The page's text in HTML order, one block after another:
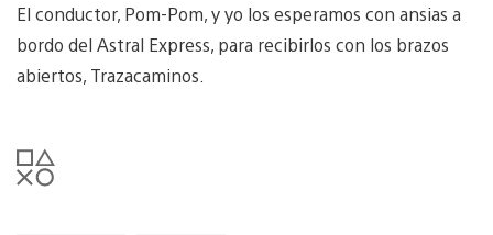
El conductor, Pom-Pom, y yo los esperamos con ansias a
bordo del Astral Express, para recibirlos con los brazos
abiertos, Trazacaminos.